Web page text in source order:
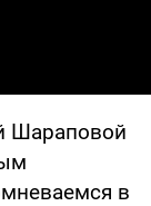
Шараповой
в